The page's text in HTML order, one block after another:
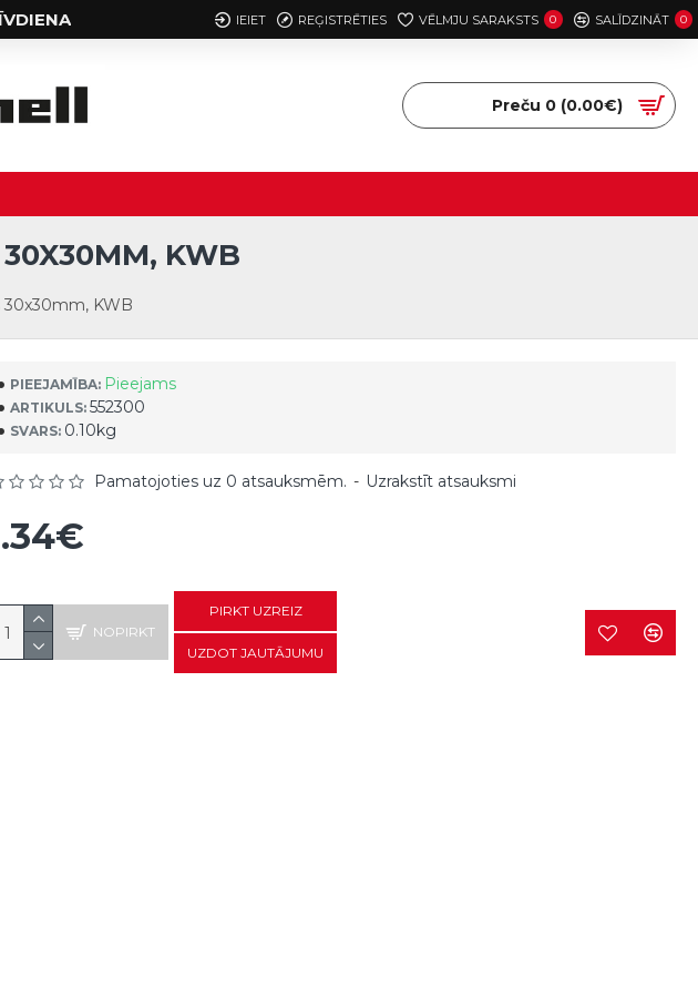
IEIET REĢISTRĒTIES VĒLMJU SARAKSTS 0 SALĪDZINĀT 0
Preču 0 (0.00€)
30x30mm, KWB
KWB
PIEEJAMĪBA: Pieejams
ARTIKULS: 552300
SVARS: 0.10kg
Pamatojoties uz 0 atsauksmēm. - Uzrakstīt atsauksmi
NOPIRKT
PIRKT UZREIZ
UZDOT JAUTĀJUMU